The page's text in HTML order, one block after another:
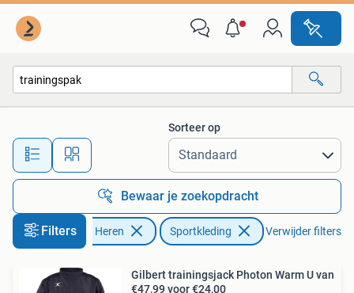
Alle afstanden…
Sorteer op
Bewaar je zoekopdracht
Filters
Kleding | Heren Sportkleding Verwijder filters
Gilbert trainingsjack Photon Warm U van
€47,99 voor €24,00